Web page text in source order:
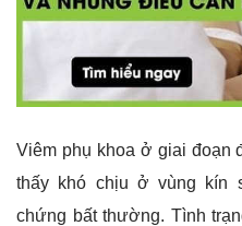
Viêm phụ khoa ở giai đoạn
thấy khó chịu ở vùng kín
chứng bất thường. Tình